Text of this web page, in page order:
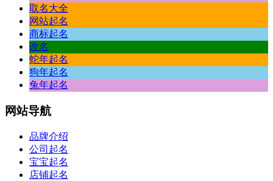
取名大全
网站起名
商标起名
改名
蛇年起名
狗年起名
兔年起名
网站导航
品牌介绍
公司起名
宝宝起名
店铺起名